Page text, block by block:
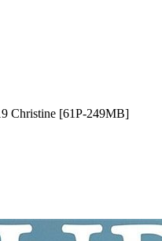
Christine [61P-249MB]